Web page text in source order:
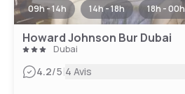
09h - 14h 14h - 18h 18h - 00h
Howard Johnson Bur Dubai
Dubai
4.2/5|4 Avis